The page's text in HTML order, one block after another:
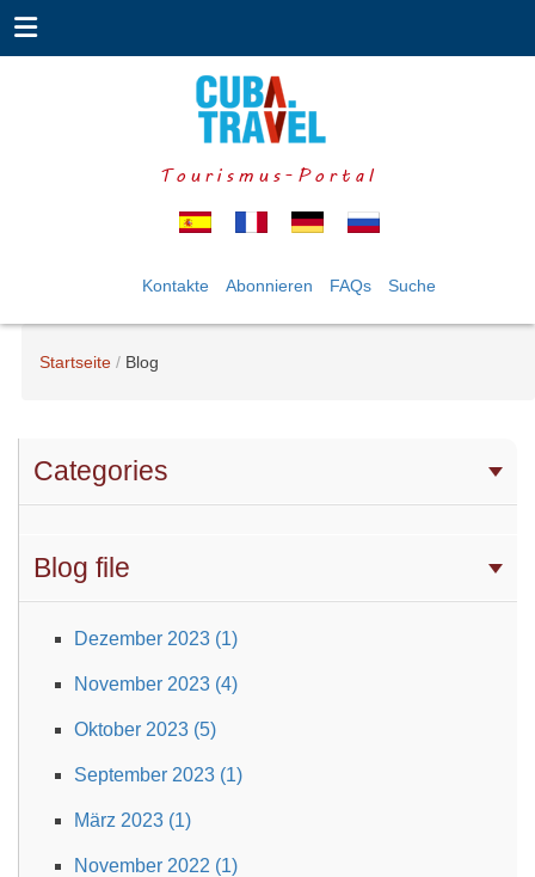
Tourismus-Portal
Kontakte Abonnieren FAQs Suche
Startseite Blog
Categories
Blog file
Dezember 2023 (1)
November 2023 (4)
Oktober 2023 (5)
September 2023 (1)
März 2023 (1)
November 2022 (1)